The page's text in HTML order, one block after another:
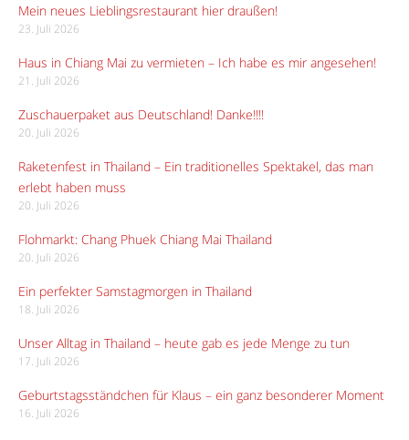
Mein neues Lieblingsrestaurant hier draußen!
23. Juli 2026
Haus in Chiang Mai zu vermieten – Ich habe es mir angesehen!
21. Juli 2026
Zuschauerpaket aus Deutschland! Danke!!!!
20. Juli 2026
Raketenfest in Thailand – Ein traditionelles Spektakel, das man
erlebt haben muss
20. Juli 2026
Flohmarkt: Chang Phuek Chiang Mai Thailand
20. Juli 2026
Ein perfekter Samstagmorgen in Thailand
18. Juli 2026
Unser Alltag in Thailand – heute gab es jede Menge zu tun
17. Juli 2026
Geburtstagsständchen für Klaus – ein ganz besonderer Moment
16. Juli 2026